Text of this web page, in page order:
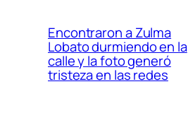
Encontraron a Zulma
Lobato durmiendo en la
calle y la foto generó
tristeza en las redes